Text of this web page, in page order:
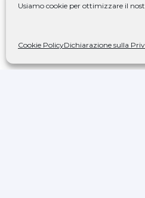
Usiamo cookie per ottimizzare il
Cookie PolicyDichiarazione sulla
PrivacyPolicy|Cookie